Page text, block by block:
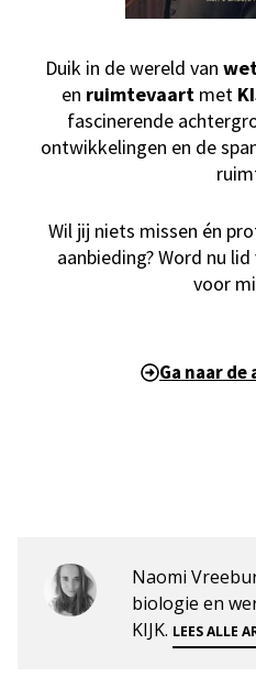
Duik in de wereld van
en ruimtevaartmet
fascinerende
ontwikkelingen en de
Wil jij niets missen én
aanbieding? Word nu lid
voor
Ga naar
Naomi
biologie en
KIJK. LEES ALLE